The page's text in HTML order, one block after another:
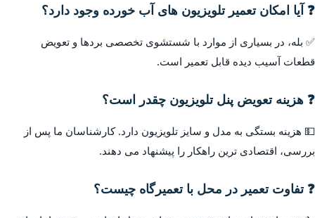
❓ آیا امکان تعمیر تلویزیون های آب خورده وجود دارد؟
✅ بله، در بسیاری از موارد با شستشوی تخصصی بردها و تعویض
قطعات آسیب دیده قابل تعمیر است.
❓ هزینه تعویض پنل تلویزیون چقدر است؟
💵 هزینه بستگی به مدل و سایز تلویزیون دارد. کارشناسان ما پس از
بررسی، اقتصادی ترین راهکار را پیشنهاد می دهند.
❓ تفاوت تعمیر در محل با تعمیرگاه چیست؟